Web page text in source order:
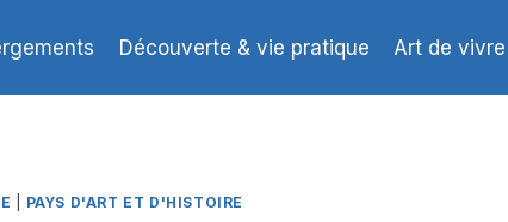
Découverte & vie pratique Art de vivre
PAYS D'ART ET D'HISTOIRE